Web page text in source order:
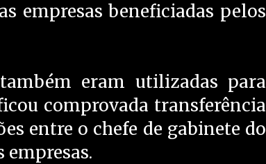
empresas beneficiadas pelos
eram utilizadas para
comprovada transferência
entre o chefe de gabinete do
empresas.